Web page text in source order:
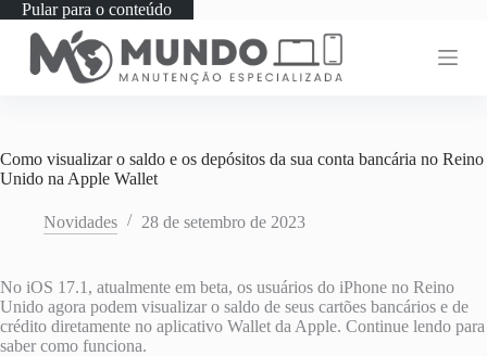
Pular para o conteúdo
Como visualizar o saldo e os depósitos da sua conta bancária no Reino
Unido na Apple Wallet
Novidades 28 de setembro de 2023
No iOS 17.1, atualmente em beta, os usuários do iPhone no Reino
Unido agora podem visualizar o saldo de seus cartões bancários e de
crédito diretamente no aplicativo Wallet da Apple. Continue lendo para
saber como funciona.